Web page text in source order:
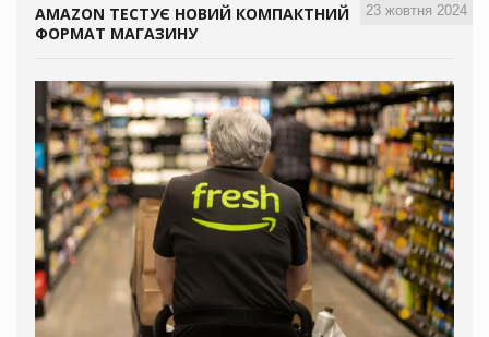
23 жовтня 2024
AMAZON ТЕСТУЄ НОВИЙ КОМПАКТНИЙ
ФОРМАТ МАГАЗИНУ